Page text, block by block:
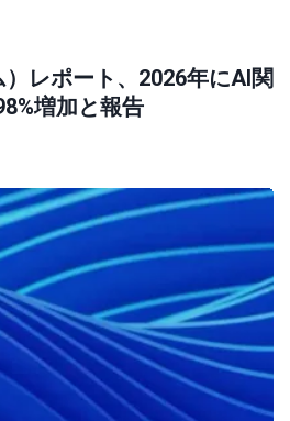
レポート、2026年にAI関
増加と報告